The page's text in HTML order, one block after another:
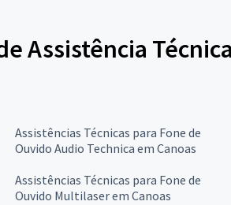
Assistência
Assistências Técnicas para Fone de
Ouvido Audio Technica em Canoas
Assistências Técnicas para Fone de
Ouvido Multilaser em Canoas